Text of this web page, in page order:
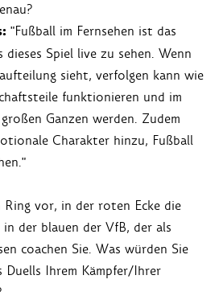
"Fußball im Fernsehen ist das
dieses Spiel live zu sehen. Wenn
sieht, verfolgen kann wie
funktionieren und im
Ganzen werden. Zudem
Charakter hinzu, Fußball
vor, in der roten Ecke die
der blauen der VfB, der als
coachen Sie. Was würden Sie
Ihrem Kämpfer/Ihrer